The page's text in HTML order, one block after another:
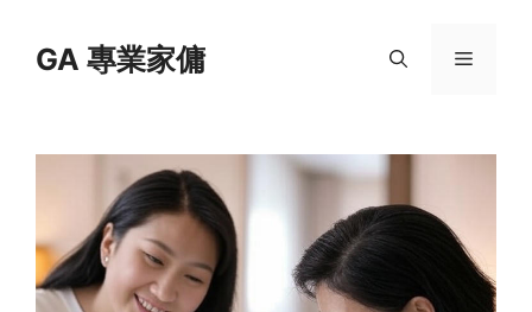
contentGA 專業家傭 Menu